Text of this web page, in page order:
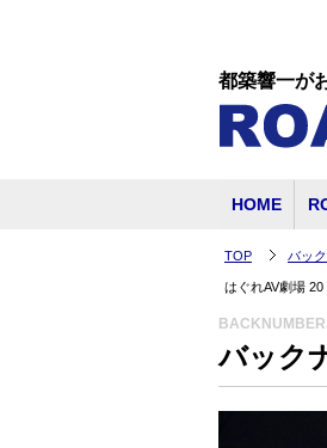
都築響一が
HOME
TOP バッ
はぐれAV劇場
バック